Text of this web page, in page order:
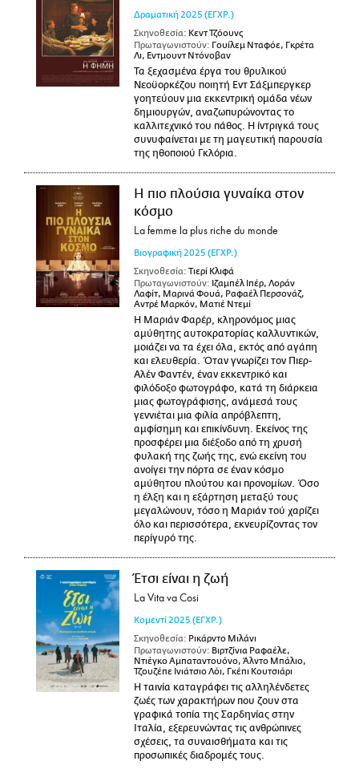
Δραματική 2025 (ΕΓΧΡ.)
Σκηνοθεσία: Κεντ Τζόουνς
Πρωταγωνιστούν: Γουίλεμ Νταφόε, Γκρέτα
Λι, Εντμουντ Ντόνοβαν
Τα ξεχασμένα έργα του θρυλικού
Νεοϋορκέζου ποιητή Εντ Σάξμπεργκερ
γοητεύουν μια εκκεντρική ομάδα νέων
δημιουργών, αναζωπυρώνοντας το
καλλιτεχνικό του πάθος. Η ίντριγκά τους
συνυφαίνεται με τη μαγευτική παρουσία
της ηθοποιού Γκλόρια.
Η πιο πλούσια γυναίκα στον
κόσμο
La femme la plus riche du monde
Βιογραφική 2025 (ΕΓΧΡ.)
Σκηνοθεσία: Τιερί Κλιφά
Πρωταγωνιστούν: Ιζαμπέλ Ιπέρ, Λοράν
Λαφίτ, Μαρινά Φουά, Ραφαέλ Περσονάζ,
Αντρέ Μαρκόν, Ματιέ Ντεμί
Η Μαριάν Φαρέρ, κληρονόμος μιας
αμύθητης αυτοκρατορίας καλλυντικών,
μοιάζει να τα έχει όλα, εκτός από αγάπη
και ελευθερία. Όταν γνωρίζει τον Πιερ-
Αλέν Φαντέν, έναν εκκεντρικό και
φιλόδοξο φωτογράφο, κατά τη διάρκεια
μιας φωτογράφισης, ανάμεσά τους
γεννιέται μια φιλία απρόβλεπτη,
αμφίσημη και επικίνδυνη. Εκείνος της
προσφέρει μια διέξοδο από τη χρυσή
φυλακή της ζωής της, ενώ εκείνη του
ανοίγει την πόρτα σε έναν κόσμο
αμύθητου πλούτου και προνομίων. Όσο
η έλξη και η εξάρτηση μεταξύ τους
μεγαλώνουν, τόσο η Μαριάν τού χαρίζει
όλο και περισσότερα, εκνευρίζοντας τον
περίγυρό της.
Έτσι είναι η ζωή
La Vita va Cosi
Κομεντί 2025 (ΕΓΧΡ.)
Σκηνοθεσία: Ρικάρντο Μιλάνι
Πρωταγωνιστούν: Βιρτζίνια Ραφαέλε,
Ντιέγκο Αμπαταντουόνο, Άλντο Μπάλιο,
Τζουζέπε Ινιάτσιο Λόι, Γκέπι Κουτσιάρι
Η ταινία καταγράφει τις αλληλένδετες
ζωές των χαρακτήρων που ζουν στα
γραφικά τοπία της Σαρδηνίας στην
Ιταλία, εξερευνώντας τις ανθρώπινες
σχέσεις, τα συναισθήματα και τις
προσωπικές διαδρομές τους.